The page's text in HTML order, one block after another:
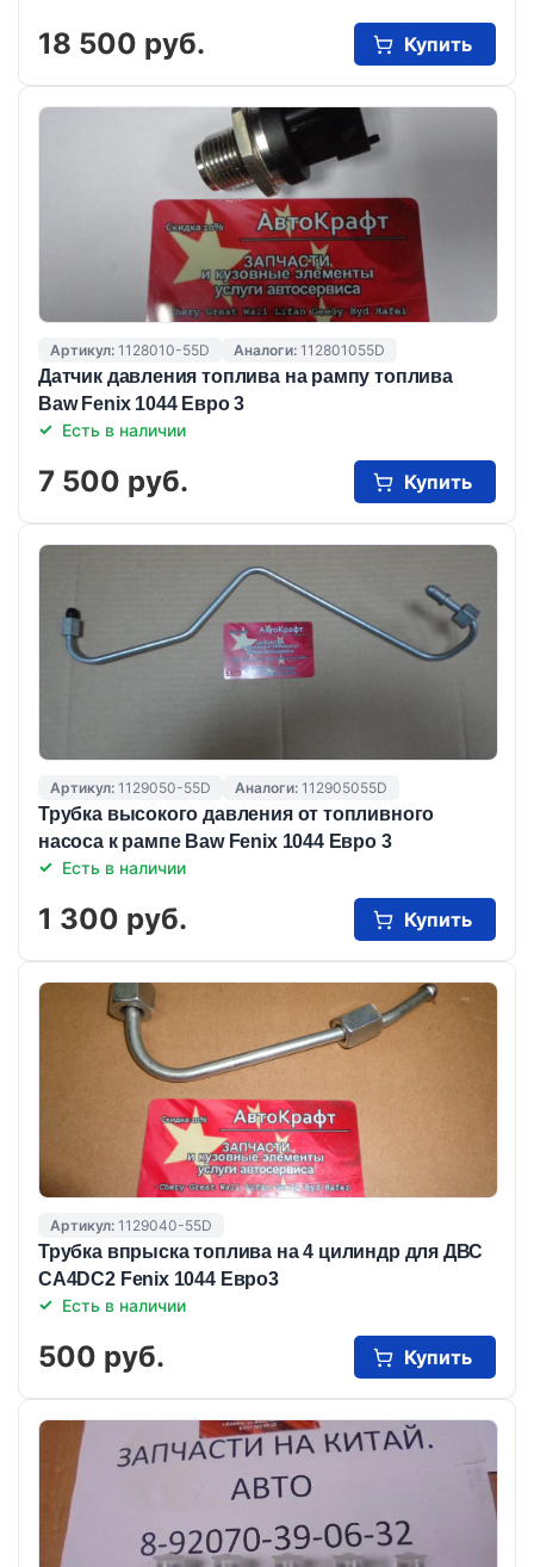
18 500 руб. Купить
Артикул: 1128010-55D Аналоги: 112801055D
Датчик давления топлива на рампу топлива
Baw Fenix 1044 Eвро 3
Есть в наличии
7 500 руб. Купить
Артикул: 1129050-55D Аналоги: 112905055D
Трубка высокого давления от топливного
насоса к рампе Baw Fenix 1044 Евро 3
Есть в наличии
1 300 руб. Купить
Артикул: 1129040-55D
Трубка впрыска топлива на 4 цилиндр для ДВС
CA4DC2 Fenix 1044 Евро3
Есть в наличии
500 руб. Купить